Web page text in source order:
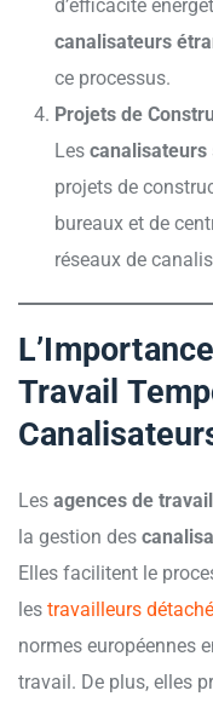
d’efficacité
canalisateurs
ce processus.
Projets de
Les canalisateurs
projets de
bureaux et de
réseaux de
Travail
Les agences de
la gestion des
Elles facilitent le
les travailleurs
normes européennes
travail. De plus, elles